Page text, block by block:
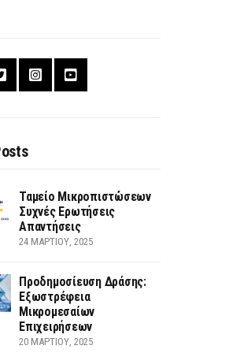
Ταμείο Μικροπιστώσεων
Συχνές Ερωτήσεις
Απαντήσεις
24 ΜΑΡΤΊΟΥ, 2025
Προδημοσίευση Δράσης:
Εξωστρέφεια
Μικρομεσαίων
Επιχειρήσεων
20 ΜΑΡΤΊΟΥ, 2025